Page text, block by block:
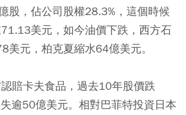
股，佔公司股權28.3%，這個時候
美元，如今油價下跌，西方石
美元，柏克夏縮水64億美元。
賠卡夫食品，過去10年股價跌
逾50億美元。相對巴菲特投資日本